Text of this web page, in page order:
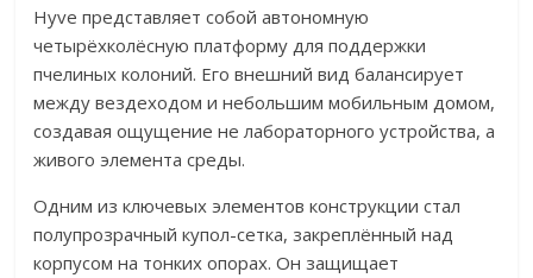
Hyve представляет собой автономную
четырёхколёсную платформу для поддержки
пчелиных колоний. Его внешний вид балансирует
между вездеходом и небольшим мобильным домом,
создавая ощущение не лабораторного устройства, а
живого элемента среды.
Одним из ключевых элементов конструкции стал
полупрозрачный купол-сетка, закреплённый над
корпусом на тонких опорах. Он защищает